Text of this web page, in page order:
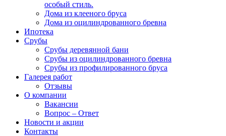
особый стиль.
Дома из клееного бруса
Дома из оцилиндрованного бревна
Ипотека
Срубы
Срубы деревянной бани
Срубы из оцилиндрованного бревна
Срубы из профилированного бруса
Галерея работ
Отзывы
О компании
Вакансии
Вопрос – Ответ
Новости и акции
Контакты